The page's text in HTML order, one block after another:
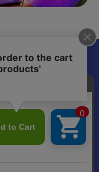
取引法に基づく表記
Reserved.